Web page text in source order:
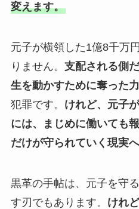
変えます。
元子が横領した1億8千万
りません。 支配される側
生を動かすために奪った力
犯罪です。 けれど、元子
には、まじめに働いても
だけが守られていく現実
黒革の手帖は、元子を守
す刃でもあります。 けれ